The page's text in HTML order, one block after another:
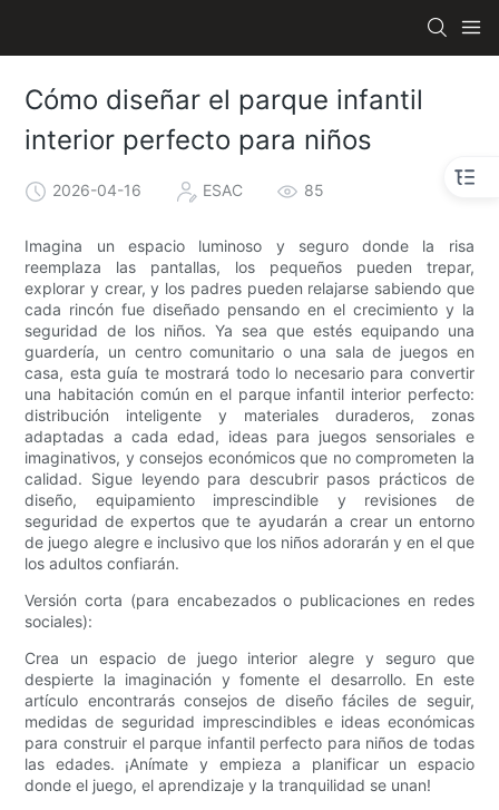
Cómo diseñar el parque infantil
interior perfecto para niños
2026-04-16 ESAC 85
Imagina un espacio luminoso y seguro donde la risa
reemplaza las pantallas, los pequeños pueden trepar,
explorar y crear, y los padres pueden relajarse sabiendo que
cada rincón fue diseñado pensando en el crecimiento y la
seguridad de los niños. Ya sea que estés equipando una
guardería, un centro comunitario o una sala de juegos en
casa, esta guía te mostrará todo lo necesario para convertir
una habitación común en el parque infantil interior perfecto:
distribución inteligente y materiales duraderos, zonas
adaptadas a cada edad, ideas para juegos sensoriales e
imaginativos, y consejos económicos que no comprometen la
calidad. Sigue leyendo para descubrir pasos prácticos de
diseño, equipamiento imprescindible y revisiones de
seguridad de expertos que te ayudarán a crear un entorno
de juego alegre e inclusivo que los niños adorarán y en el que
los adultos confiarán.
Versión corta (para encabezados o publicaciones en redes
sociales):
Crea un espacio de juego interior alegre y seguro que
despierte la imaginación y fomente el desarrollo. En este
artículo encontrarás consejos de diseño fáciles de seguir,
medidas de seguridad imprescindibles e ideas económicas
para construir el parque infantil perfecto para niños de todas
las edades. ¡Anímate y empieza a planificar un espacio
donde el juego, el aprendizaje y la tranquilidad se unan!